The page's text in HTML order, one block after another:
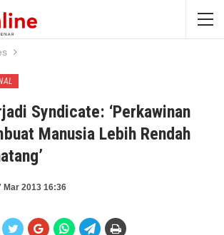
Syndicate: ‘Perkawinan
Manusia Lebih Rendah
Mar 2013 16:36